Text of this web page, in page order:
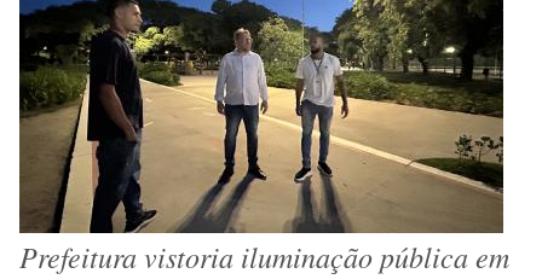
Prefeitura vistoria iluminação pública em